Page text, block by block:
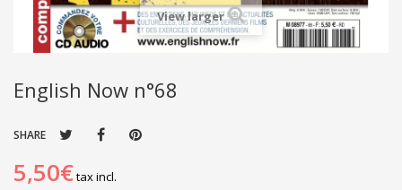
View larger
English Now n°68
SHARE
5,50€tax incl.